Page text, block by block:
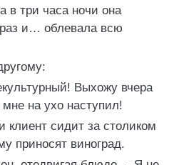
в три часа ночи она
раз и… облевала всю
Выхожу вчера
мне на ухо наступил!
сидит за столиком
приносят виноград.